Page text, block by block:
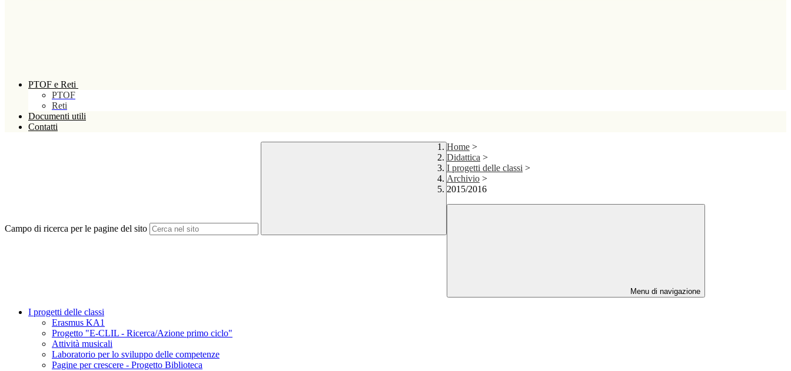
PTOF e Reti
PTOF
Reti
Documenti utili
Contatti
Campo di ricerca per le pagine del sito
Home >
Didattica >
I progetti delle classi >
Archivio >
2015/2016
Menu di navigazione
I progetti delle classi
Erasmus KA1
Progetto "E-CLIL - Ricerca/Azione primo ciclo"
Attività musicali
Laboratorio per lo sviluppo delle competenze
Pagine per crescere - Progetto Biblioteca